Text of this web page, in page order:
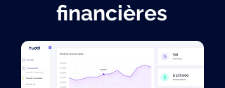
financières